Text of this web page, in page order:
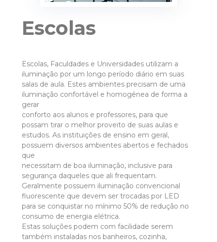
Escolas
Escolas, Faculdades e Universidades utilizam a
iluminação por um longo período diário em suas
salas de aula. Estes ambientes precisam de uma
iluminação confortável e homogênea de forma a
gerar
conforto aos alunos e professores, para que
possam tirar o melhor proveito de suas aulas e
estudos. As instituições de ensino em geral,
possuem diversos ambientes abertos e fechados
que
necessitam de boa iluminação, inclusive para
segurança daqueles que ali frequentam.
Geralmente possuem iluminação convencional
fluorescente que devem ser trocadas por LED
para se conquistar no mínimo 50% de redução no
consumo de energia elétrica.
Estas soluções podem com facilidade serem
também instaladas nos banheiros, cozinha,